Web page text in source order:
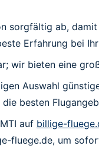
sorgfältig ab,
Erfahrung bei
wir bieten eine
Auswahl
besten
auf billige-
fluege.de, um